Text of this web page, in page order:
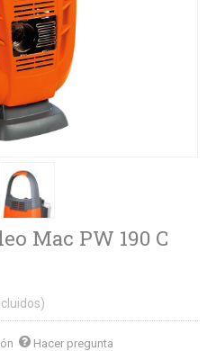
Mac PW 190 C
Hacer pregunta